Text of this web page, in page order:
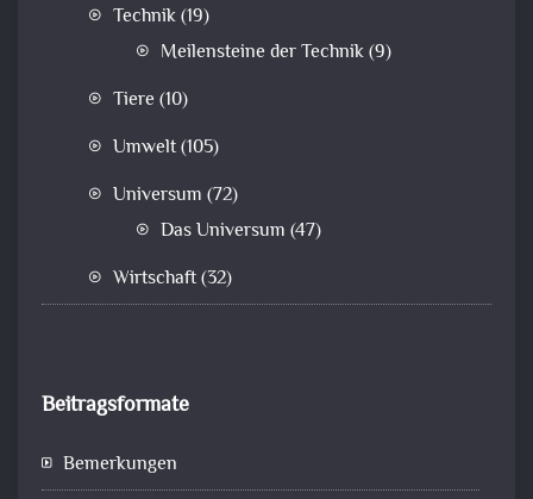
Technik(19)
Meilensteine der Technik(9)
Tiere (10)
Umwelt(105)
Universum (72)
Das Universum (47)
Wirtschaft(32)
Beitragsformate
Bemerkungen